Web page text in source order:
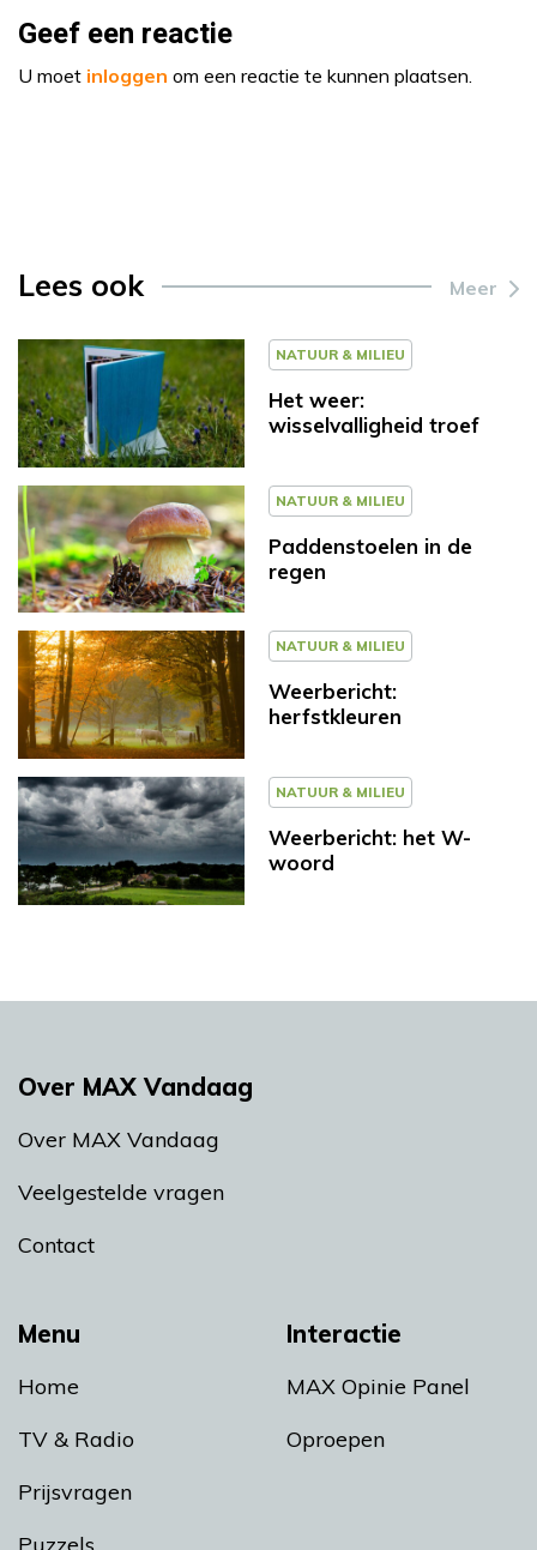
Geef een reactie
U moet inloggen om een reactie te kunnen plaatsen.
Lees ook Meer
NATUUR & MILIEU
Het weer:
wisselvalligheid troef
NATUUR & MILIEU
Paddenstoelen in de
regen
NATUUR & MILIEU
Weerbericht:
herfstkleuren
NATUUR & MILIEU
Weerbericht: het W-
woord
Menu
Home
TV & Radio
Prijsvragen
Puzzels
Interactie
MAX Opinie Panel
Oproepen
Over MAX Vandaag
Over MAX Vandaag
Veelgestelde vragen
Contact